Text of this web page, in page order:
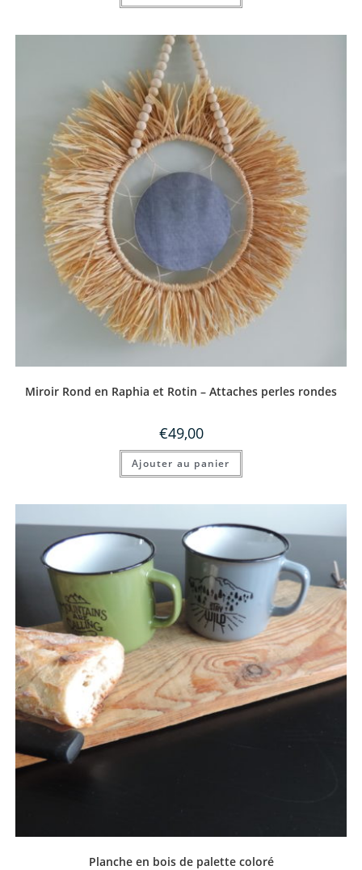
Miroir Rond en Raphia et Rotin – Attaches perles rondes
€49,00
Ajouter au panier
Planche en bois de palette coloré